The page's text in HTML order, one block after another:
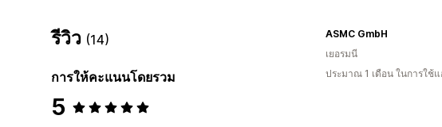
รีวิว (14)
การให้คะแนนโดยรวม
5
ASMC GmbH
เยอรมนี
ประมาณ 1 เดือน ในการใช้